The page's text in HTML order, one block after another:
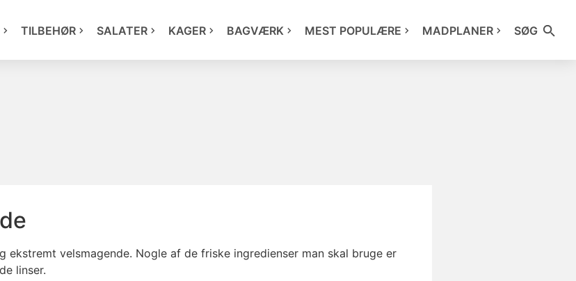
TILBEHØR SALATER KAGER BAGVÆRK MEST POPULÆRE MADPLANER SØG
ekstremt velsmagende. Nogle af de friske ingredienser man skal bruge er
linser.